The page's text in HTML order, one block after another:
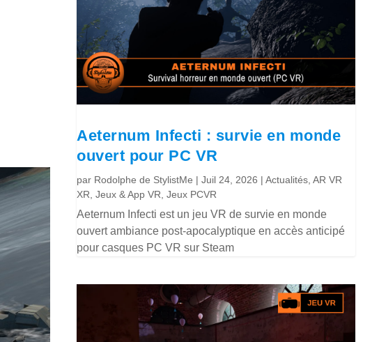
Aeternum Infecti : survie en monde
ouvert pour PC VR
par Rodolphe de StylistMe |Juil 24, 2026 |Actualités ,AR VR
XR ,Jeux & App VR ,Jeux PCVR
Aeternum Infecti est un jeu VR de survie en monde
ouvert ambiance post-apocalyptique en accès anticipé
pour casques PC VR sur Steam